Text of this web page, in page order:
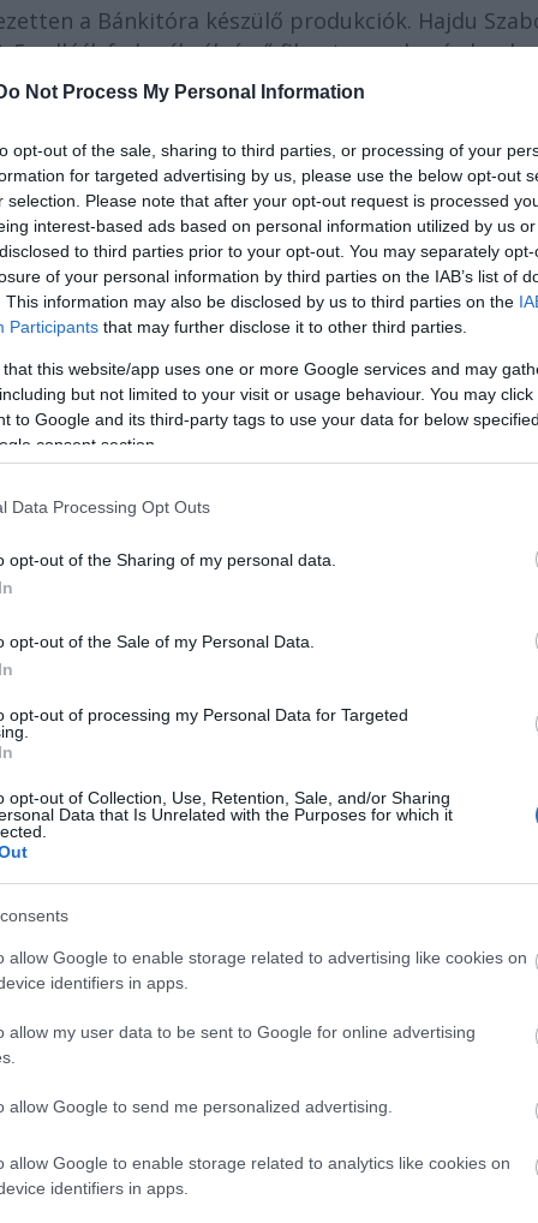
Not Process My Personal Information
opt-out of the sale, sharing to third parties, or processing of your
for targeted advertising by us, please use the below opt-out
selection. Please note that after your opt-out request is processed
interest-based ads based on personal information utilized by us
to third parties prior to your opt-out. You may separately
of your personal information by third parties on the IAB’s list of
This information may also be disclosed by us to third parties on the
Participants that may further disclose it to other third parties.
that this website/app uses one or more Google services and may
but not limited to your visit or usage behaviour. You may
to Google and its third-party tags to use your data for below
consent section.
Data Processing Opt Outs
opt-out of the Sharing of my personal data.
opt-out of the Sale of my Personal Data.
opt-out of processing my Personal Data for Targeted
opt-out of Collection, Use, Retention, Sale, and/or Sharing
Data that Is Unrelated with the Purposes for which it
allow Google to enable storage related to advertising like cookies on
identifiers in apps.
allow my user data to be sent to Google for online advertising
allow Google to send me personalized advertising.
allow Google to enable storage related to analytics like cookies on
identifiers in apps.
a Bánkitóra készülő produkciók. Hajdu
Ernelláék farkaséknálcímű filmet, annak színdarab
ot is bemutatja. Hajdu Szabolcs ez utóbbival
előtt úgy
Együttes, a Táp Színház, a Dollár Papa
Akt színházi előadásai is láthatóak lesznek, Papp
készül.
témája a korrupció lesz. A 140 program közt
függetlenül. Minden megjelenésünk egyértelműen
van egy kiskapu. Nem oké, hogy helikopterek és
mindenki jól jár, mert senki nem jár jól. Civilek,
ezt elmondani, megjeleníteni és legfőképpen kiadni